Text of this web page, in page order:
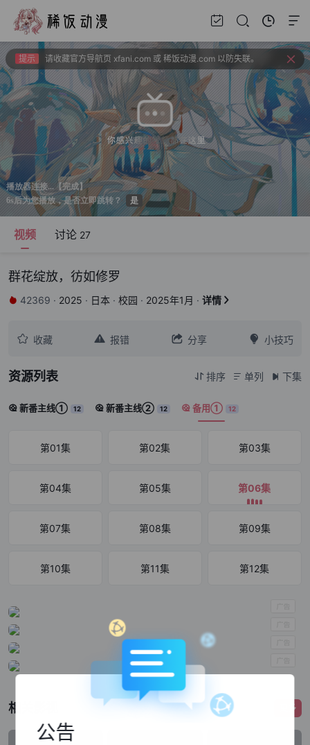
提示
上新建议、问题反馈请去bbs.xfchat.com
提示
请收藏官方导航页 xfani.com 或 稀饭动漫.com 以防失联。
提示
视频载入速度跟网速有关，如果卡顿请挂亚洲地区加速器。
提示
新番如果频繁出现花屏请切换线路！！！
视频 讨论 27
群花绽放，彷如修罗
 42369 · 2025 · 日本 · 校园 · 2025年1月 · 详情 
 收藏  报错  分享  小技巧
资源列表  排序  单列  下集
 新番主线① 12  新番主线② 12  备用① 12
第01集 第02集 第03集
第04集 第05集 第06集
第07集 第08集 第09集
第10集 第11集 第12集
相关影视 更多
公告